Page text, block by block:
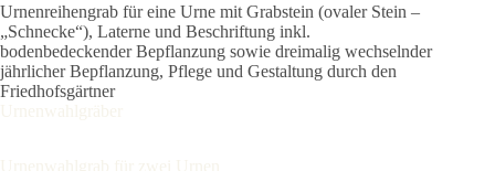
Urnenreihengrab für eine Urne mit Grabstein (ovaler Stein –
„Schnecke“), Laterne und Beschriftung inkl.
bodenbedeckender Bepflanzung sowie dreimalig wechselnder
jährlicher Bepflanzung, Pflege und Gestaltung durch den
Friedhofsgärtner